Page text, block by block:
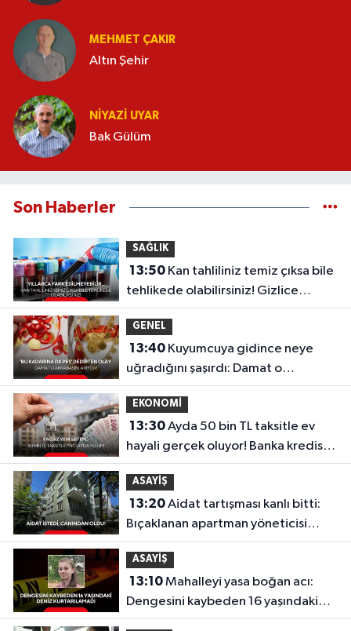
MEHMET ÇAKIR
Altın Şehir
NIYAZI UYAR
Bak Gülüm
Son Haberler
SAĞLIK
13:50Kan tahliliniz temiz çıksa bile
tehlikede olabilirsiniz! Gizlice
ilerleyen o sinsi tehlike...
GENEL
13:40Kuyumcuya gidince neye
uğradığını şaşırdı: Damat o
akrabasını arıyor!
EKONOMİ
13:30Ayda 50 bin TL taksitle ev
hayali gerçek oluyor! Banka kredisiz,
faizsiz yeni sistem...
ASAYİŞ
13:20Aidat tartışması kanlı bitti:
Bıçaklanan apartman yöneticisi
hayatını kaybetti!
ASAYİŞ
13:10Mahalleyi yasa boğan acı:
Dengesini kaybeden 16 yaşındaki
Deniz kurtarılamadı